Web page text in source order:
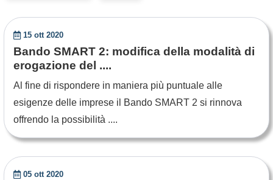
15 ott 2020
Bando SMART 2: modifica della modalità di
erogazione del ....
Al fine di rispondere in maniera più puntuale alle
esigenze delle imprese il Bando SMART 2 si rinnova
offrendo la possibilità ....
05 ott 2020